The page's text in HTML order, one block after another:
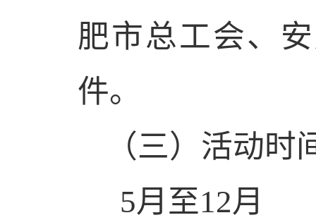
肥市总工会、
件。
（三）活动时
5月至12月